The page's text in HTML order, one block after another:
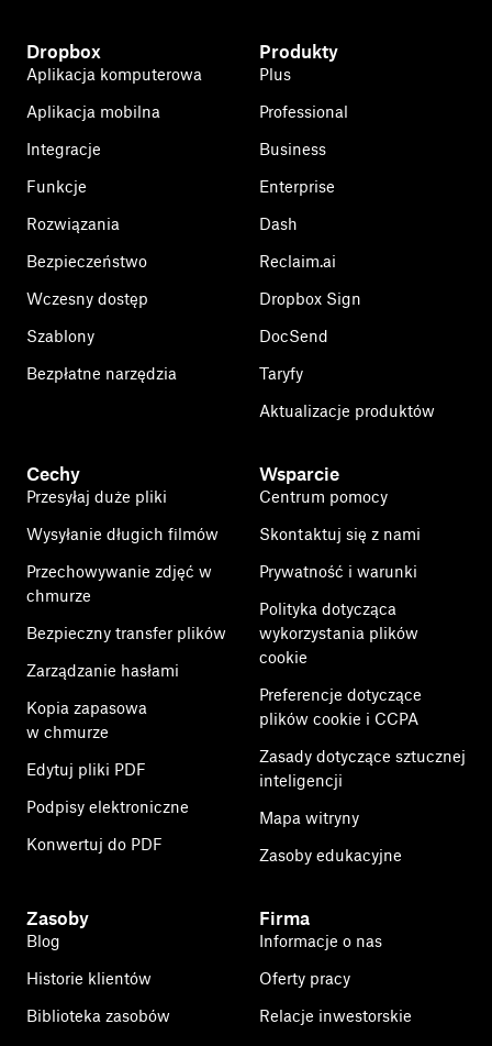
Dropbox
Aplikacja komputerowa
Aplikacja mobilna
Integracje
Funkcje
Rozwiązania
Bezpieczeństwo
Wczesny dostęp
Szablony
Bezpłatne narzędzia
Produkty
Plus
Professional
Business
Enterprise
Dash
Reclaim.ai
Dropbox Sign
DocSend
Taryfy
Aktualizacje produktów
Cechy
Przesyłaj duże pliki
Wysyłanie długich filmów
Przechowywanie zdjęć w
chmurze
Bezpieczny transfer plików
Zarządzanie hasłami
Kopia zapasowa
w chmurze
Edytuj pliki PDF
Podpisy elektroniczne
Konwertuj do PDF
Wsparcie
Centrum pomocy
Skontaktuj się z nami
Prywatność i warunki
Polityka dotycząca
wykorzystania plików
cookie
Preferencje dotyczące
plików cookie i CCPA
Zasady dotyczące sztucznej
inteligencji
Mapa witryny
Zasoby edukacyjne
Zasoby
Blog
Historie klientów
Biblioteka zasobów
Firma
Informacje o nas
Oferty pracy
Relacje inwestorskie